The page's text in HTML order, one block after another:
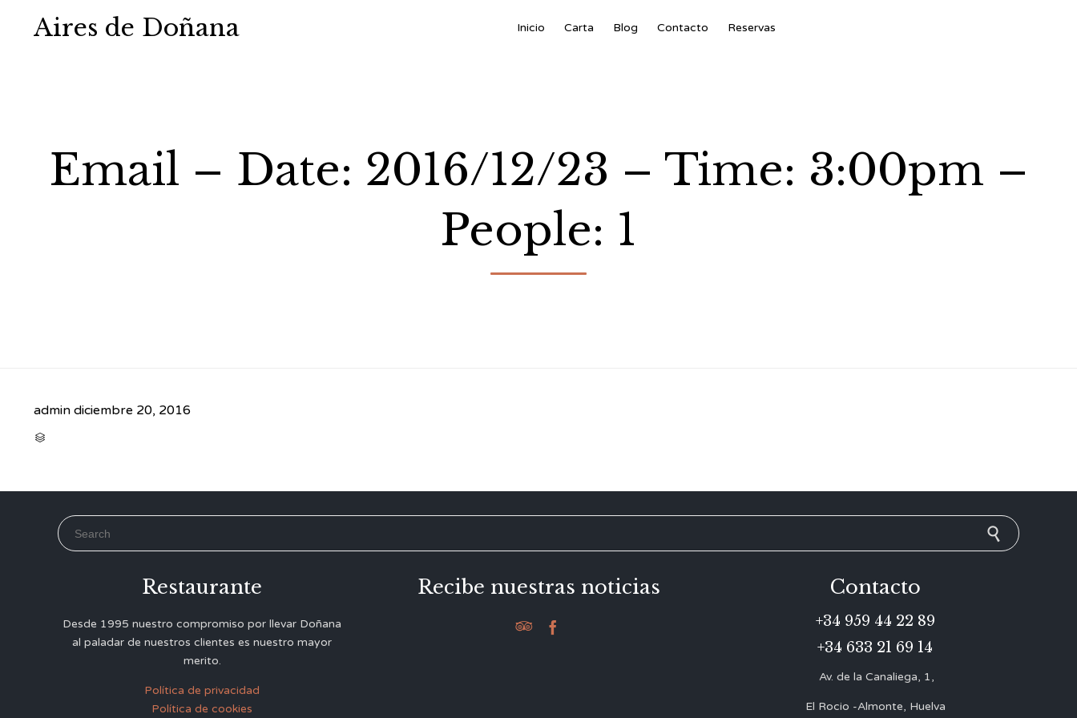
Aires de Doñana Inicio Carta Blog Contacto Reservas
Email – Date: 2016/12/23 – Time: 3:00pm –
People: 1
admin diciembre 20, 2016

Search for:
Restaurante
Desde 1995 nuestro compromiso por llevar Doñana
al paladar de nuestros clientes es nuestro mayor
merito.
Política de privacidad
Política de cookies
Recibe nuestras noticias
 
Contacto
+34 959 44 22 89
+34 633 21 69 14
Av. de la Canaliega, 1,
El Rocio -Almonte, Huelva